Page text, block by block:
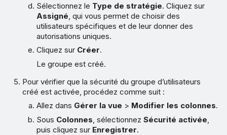
Sélectionnez le Type de stratégie. Cliquez sur
Assigné , qui vous permet de choisir des
utilisateurs spécifiques et de leur donner des
autorisations uniques.
Cliquez sur Créer.
Le groupe est créé.
Pour vérifier que la sécurité du groupe d’utilisateurs
créé est activée, procédez comme suit :
Allez dans Gérer la vue > Modifier les colonnes.
Sous Colonnes , sélectionnezSécurité activée
puis cliquez sur Enregistrer.